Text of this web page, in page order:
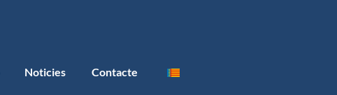
Noticies Contacte